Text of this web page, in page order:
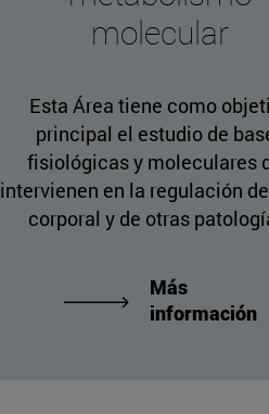
molecular
Esta Área tiene como
principal el estudio de
fisiológicas y moleculares
intervienen en la regulación
corporal y de otras
Más
información